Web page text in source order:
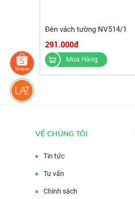
Đèn vách tường NV514/1
291.000đ
Mua Hàng
VỀ CHÚNG TÔI
Tin tức
Tư vấn
Chính sách